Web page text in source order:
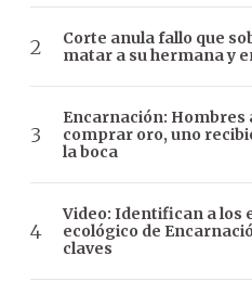
Corte anula fallo que
matar a su hermana y
Encarnación: Hombres
comprar oro, uno
la boca
Video: Identifican a los
ecológico de
claves